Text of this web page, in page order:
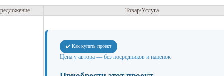
Товар/Услуга
✔️ Как купить проект
Цена у автора — без посредников и наценок